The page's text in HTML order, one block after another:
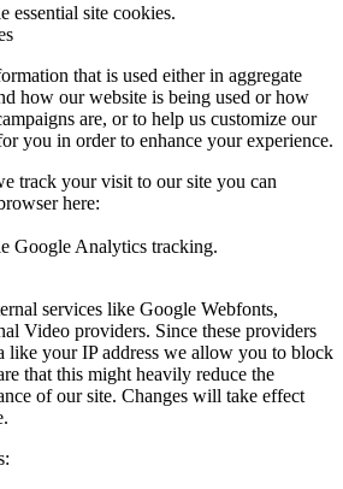
essential site cookies.
that is used either in aggregate
how our website is being used or how
are, or to help us customize our
you in order to enhance your experience.
track your visit to our site you can
here:
Google Analytics tracking.
services like Google Webfonts,
Video providers. Since these providers
like your IP address we allow you to block
that this might heavily reduce the
of our site. Changes will take effect